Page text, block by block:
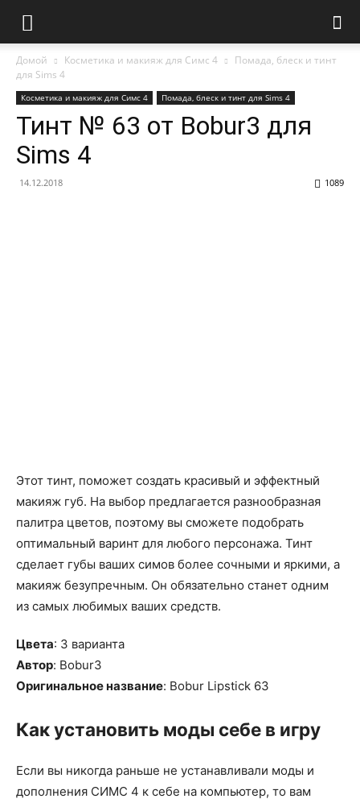
Домой Косметика и макияж для Симс 4
Помада, блеск и тинт
для Sims 4
Косметика и макияж для Симс 4 Помада, блеск и тинт для Sims 4
Тинт № 63 от Bobur3 для
Sims 4
14.12.2018 1089
Этот тинт, поможет создать красивый и эффектный
макияж губ. На выбор предлагается разнообразная
палитра цветов, поэтому вы сможете подобрать
оптимальный варинт для любого персонажа. Тинт
сделает губы ваших симов более сочными и яркими, а
макияж безупречным. Он обязательно станет одним
из самых любимых ваших средств.
Цвета: 3 варианта
Автор: Bobur3
Оригинальное название: Bobur Lipstick 63
Как установить моды себе в игру
Если вы никогда раньше не устанавливали моды и
дополнения СИМС 4 к себе на компьютер, то вам